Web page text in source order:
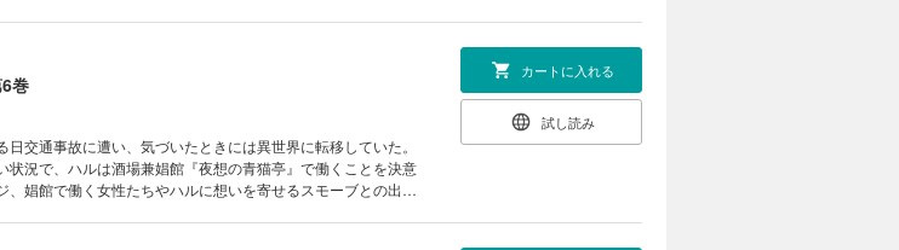
巻
交通事故に遭い、気づいたときには異世界に転移していた。
況で、ハルは酒場兼娼館『夜想の青猫亭』で働くことを決意
娼館で働く女性たちやハルに想いを寄せるスモーブとの出会
カートに入れる
試し読み